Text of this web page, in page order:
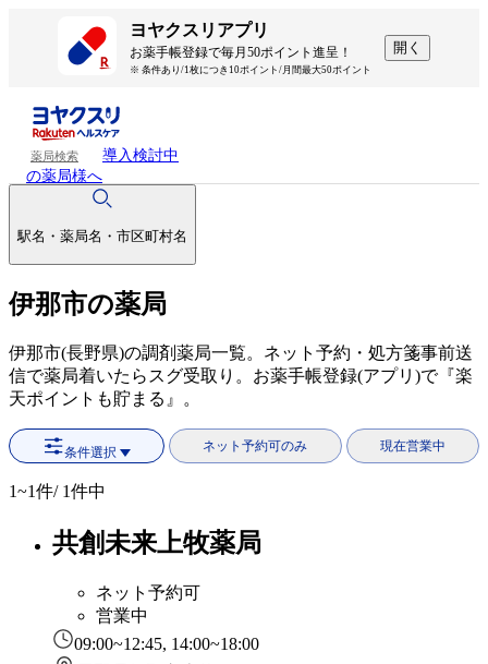
ヨヤクスリアプリ
お薬手帳登録で毎月50ポイント進呈！
※ 条件あり/1枚につき10ポイント/月間最大50ポイント
開く
薬局検索
導入検討中
の薬局様へ
駅名・薬局名・市区町村名
伊那市の薬局
伊那市(長野県)の調剤薬局一覧。ネット予約・処方箋事前送
信で薬局着いたらスグ受取り。お薬手帳登録(アプリ)で『楽
天ポイントも貯まる』。
条件選択 ネット予約可のみ 現在営業中
1~1件/ 1件中
共創未来上牧薬局
ネット予約可
営業中
09:00~12:45, 14:00~18:00